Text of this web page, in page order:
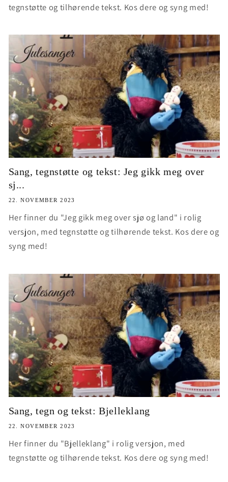
tegnstøtte og tilhørende tekst. Kos dere og syng med!
Sang, tegnstøtte og tekst: Jeg gikk meg over
sj...
22. NOVEMBER 2023
Her finner du "Jeg gikk meg over sjø og land" i rolig
versjon, med tegnstøtte og tilhørende tekst. Kos dere og
syng med!
Sang, tegn og tekst: Bjelleklang
22. NOVEMBER 2023
Her finner du "Bjelleklang" i rolig versjon, med
tegnstøtte og tilhørende tekst. Kos dere og syng med!